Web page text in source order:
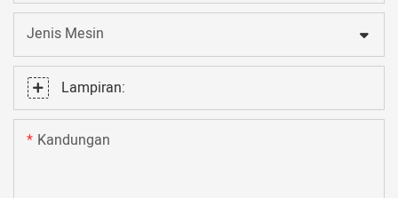
Jenis Mesin
Lampiran:
Kandungan